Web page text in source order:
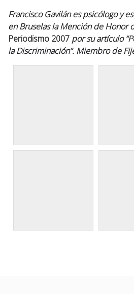
Francisco Gavilán es psicólogo y
en Bruselas la Mención de Honor
Periodismo 2007 por su artículo
la Discriminación”. Miembro de